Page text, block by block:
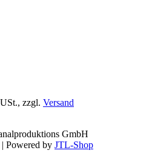
zzgl. Versand
GmbH
| Powered by JTL-Shop